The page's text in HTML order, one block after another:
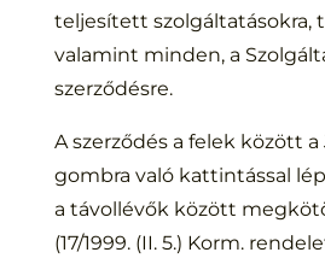
teljesített szolgáltatásokra,
valamint minden, a
szerződésre.
A szerződés a felek között a
gombra való kattintással
a távollévők között
(17/1999. (II. 5.) Korm.